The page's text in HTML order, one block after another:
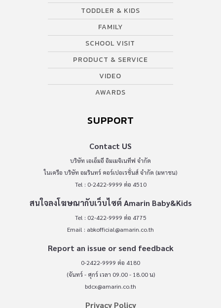
TODDLER & KIDS
FAMILY
SCHOOL VISIT
PRODUCT & SERVICE
VIDEO
AWARDS
SUPPORT
Contact US
บริษัท เอเอ็มอี อิมเมจิเนทีฟ จำกัด
ในเครือ บริษัท อมรินทร์ คอร์เปอเรชั่นส์ จำกัด (มหาชน)
Tel : 0-2422-9999 ต่อ 4510
สนใจลงโฆษณากับเว็บไซต์ Amarin Baby&Kids
Tel : 02-422-9999 ต่อ 4775
Email : abkofficial@amarin.co.th
Report an issue or send feedback
0-2422-9999 ต่อ 4180
(จันทร์ - ศุกร์ เวลา 09.00 - 18.00 น)
bdcx@amarin.co.th
Privacy Policy